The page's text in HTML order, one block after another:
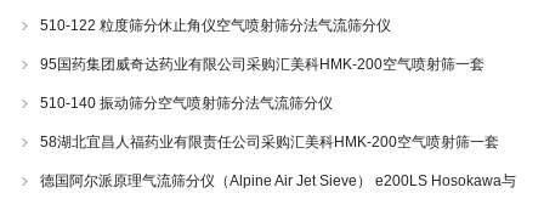
510-122 粒度筛分休止角仪空气喷射筛分法气流筛分仪
95国药集团威奇达药业有限公司采购汇美科HMK-200空气喷射筛一套
510-140 振动筛分空气喷射筛分法气流筛分仪
58湖北宜昌人福药业有限责任公司采购汇美科HMK-200空气喷射筛一套
德国阿尔派原理气流筛分仪（Alpine Air Jet Sieve） e200LS Hosokawa与